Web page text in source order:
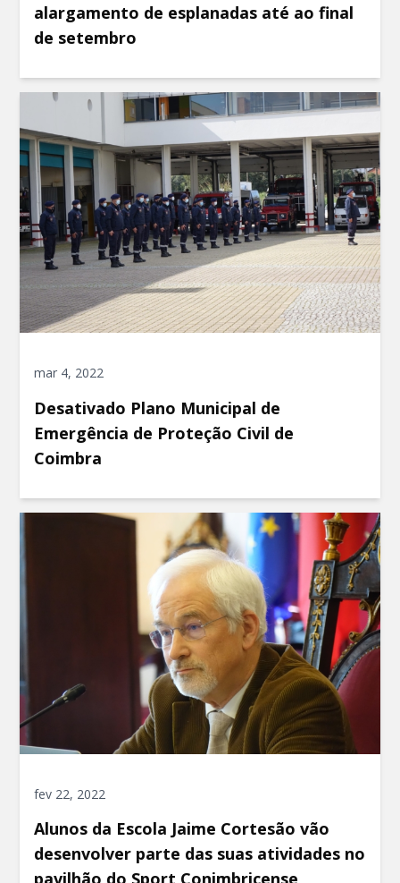
alargamento de esplanadas até ao final
de setembro
mar 4, 2022
Desativado Plano Municipal de
Emergência de Proteção Civil de
Coimbra
fev 22, 2022
Alunos da Escola Jaime Cortesão vão
desenvolver parte das suas atividades no